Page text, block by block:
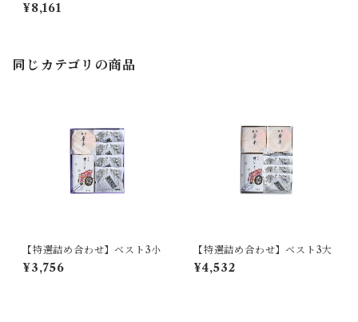
¥8,161
同じカテゴリの商品
【特選詰め合わせ】ベスト3小
¥3,756
【特選詰め合わせ】ベスト3大
¥4,532